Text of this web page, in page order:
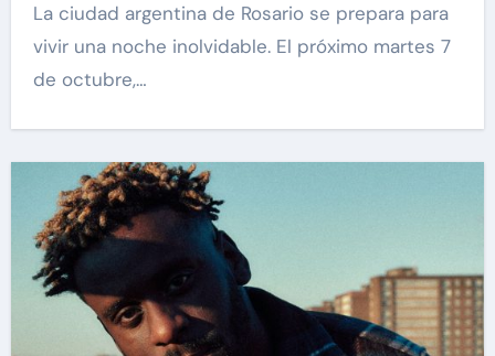
La ciudad argentina de Rosario se prepara para
vivir una noche inolvidable. El próximo martes 7
de octubre,…